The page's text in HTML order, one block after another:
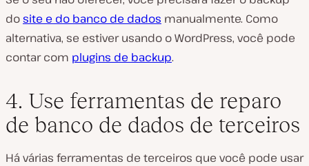
dosite e do banco de dados manualmente. Como
alternativa, se estiver usando o WordPress, você pode
contar com plugins de backup.
4. Use ferramentas de reparo
de banco de dados de terceiros
Há várias ferramentas de terceiros que você pode usar